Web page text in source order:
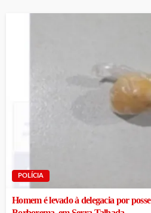
POLÍCIA
Homem é levado à delegacia por